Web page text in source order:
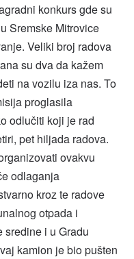
konkurs gde su
Sremske Mitrovice
Veliki broj radova
su dva da kažem
na vozilu iza nas. To
proglasila
odlučiti koji je rad
pet hiljada radova.
ovakvu
odlaganja
kroz te radove
otpada i
sredine i u Gradu
kamion je bio pušten